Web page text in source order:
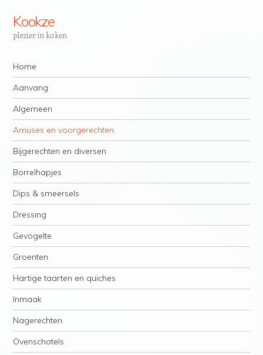
Kookze
plezier in koken
Navigatie
Spring naar inhoud
Home
Aanvang
Algemeen
Amuses en voorgerechten
Bijgerechten en diversen
Borrelhapjes
Dips & smeersels
Dressing
Gevogelte
Groenten
Hartige taarten en quiches
Inmaak
Nagerechten
Ovenschotels